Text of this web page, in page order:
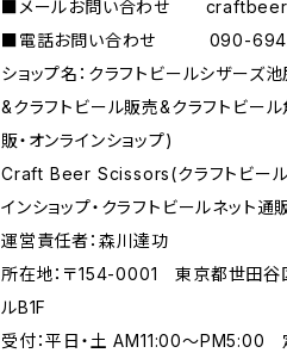
■メールお問い合わせ
■電話お問い合わせ 090-6942
ショップ名：クラフトビールシザーズ
&クラフトビール販売&クラフトビー
販・オンラインショップ)
Craft Beer Scissors(クラフトビール
インショップ・クラフトビールネット通
運営責任者：森川達功
所在地：〒154-0001 東京都世田
ルB1F
受付：平日・土 AM11:00～PM5:00